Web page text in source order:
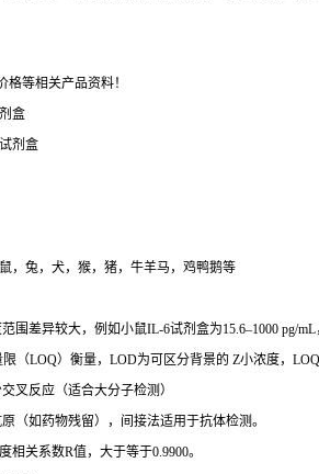
等相关产品资料！
盒
剂盒
，兔，犬，猴，猪，牛羊马，鸡鸭鹅等
围差异较大，例如小鼠IL-6试剂盒为15.6–1000 pg/mL
（LOQ）衡量，LOD为可区分背景的 Z小浓度，
叉反应（适合大分子检测）
（如药物残留），间接法适用于抗体检测。
关系数R值，大于等于0.9900。